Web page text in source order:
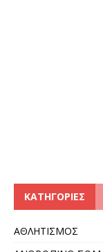
KΑΤΗΓΟΡΊΕΣ
ΑΘΛΗΤΙΣΜΟΣ